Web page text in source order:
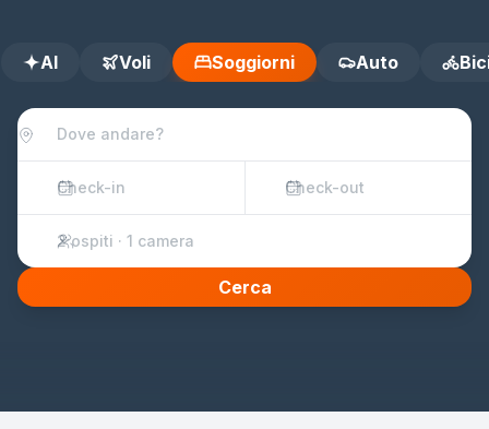
AI Voli Soggiorni Auto
Check-in Check-out
2 ospiti · 1 camera
Cerca